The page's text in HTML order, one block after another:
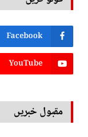
Facebook
YouTube
مقبول خبریں